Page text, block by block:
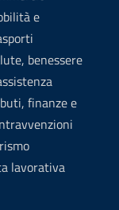
e
benessere
finanze e
lavorativa